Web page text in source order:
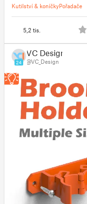
Kutilství & koníčkyPořadače
5,2 tis.
24
VC Design
@VC_Design